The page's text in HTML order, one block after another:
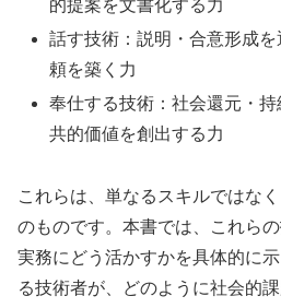
的提案を文書化する力
話す技術：説明・合意形成
頼を築く力
奉仕する技術：社会還元・
共的価値を創出する力
これらは、単なるスキルではな
のものです。本書では、これら
実務にどう活かすかを具体的に
る技術者が、どのように社会的